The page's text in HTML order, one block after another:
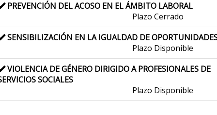
PREVENCIÓN DEL ACOSO EN EL ÁMBITO LABORAL
Plazo Cerrado
SENSIBILIZACIÓN EN LA IGUALDAD DE
Plazo Disponible
VIOLENCIA DE GÉNERO DIRIGIDO A PROFESIONALES DE
SOCIALES
Plazo Disponible